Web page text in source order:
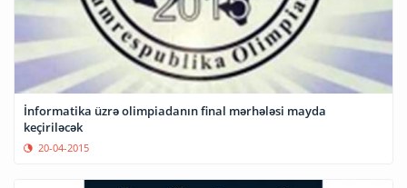
İnformatika üzrə olimpiadanın final mərhələsi mayda
keçiriləcək
20-04-2015